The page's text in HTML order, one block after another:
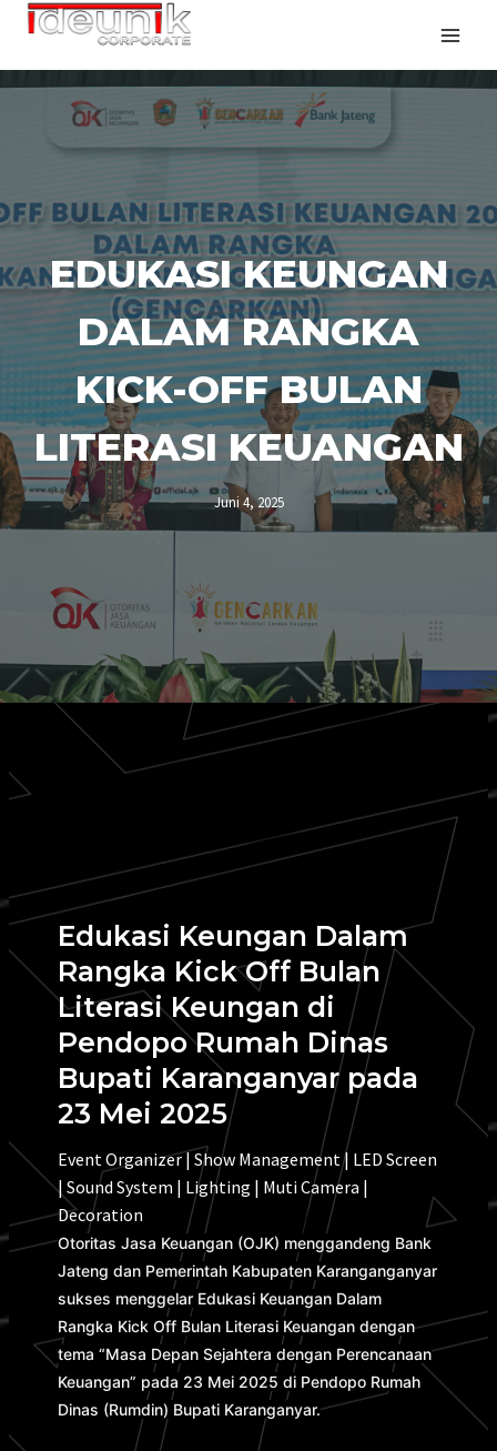
EDUKASI KEUNGAN
DALAM RANGKA
KICK-OFF BULAN
LITERASI KEUANGAN
Juni 4, 2025
Edukasi Keungan Dalam
Rangka Kick Off Bulan
Literasi Keungan di
Pendopo Rumah Dinas
Bupati Karanganyar pada
23 Mei 2025
Event Organizer | Show Management | LED Screen
| Sound System | Lighting | Muti Camera |
Decoration
Otoritas Jasa Keuangan (OJK) menggandeng Bank
Jateng dan Pemerintah Kabupaten Karanganganyar
sukses menggelar Edukasi Keuangan Dalam
Rangka Kick Off Bulan Literasi Keuangan dengan
tema “Masa Depan Sejahtera dengan Perencanaan
Keuangan” pada 23 Mei 2025 di Pendopo Rumah
Dinas (Rumdin) Bupati Karanganyar.